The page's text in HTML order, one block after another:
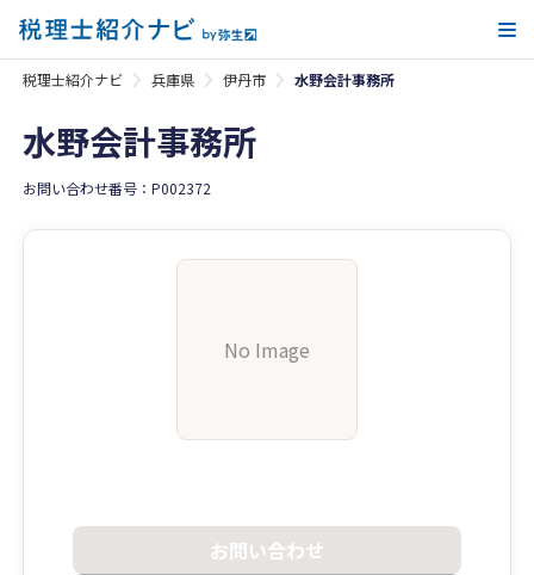
税理士紹介ナビ 兵庫県 伊丹市 水野会計事務所
水野会計事務所
お問い合わせ番号：P002372
No Image
お問い合わせ